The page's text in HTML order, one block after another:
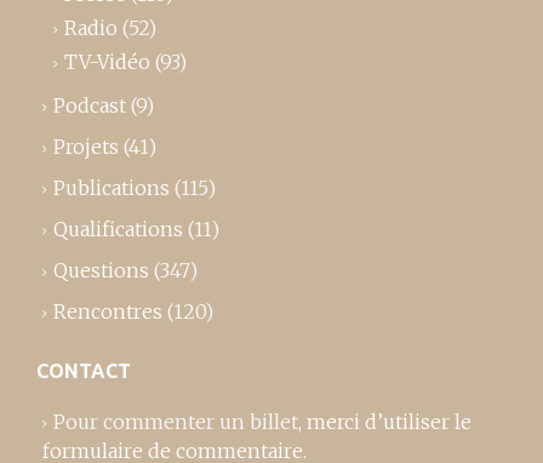
Radio (52)
TV-Vidéo (93)
Podcast (9)
Projets (41)
Publications (115)
Qualifications (11)
Questions (347)
Rencontres (120)
CONTACT
Pour commenter un billet, merci d’utiliser le
formulaire de commentaire.